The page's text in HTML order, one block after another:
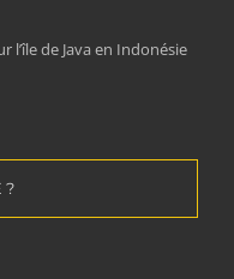
l’île de Java en Indonésie
?